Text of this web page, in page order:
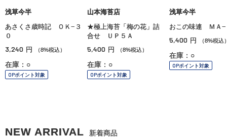
浅草今半
あさくさ歳時記 ＯＫ−３
０
3,240 円 （8%税込）
在庫：○
OPポイント対象
山本海苔店
★極上海苔「梅の花」詰
合せ ＵＰ５Ａ
5,400 円 （8%税込）
在庫：○
OPポイント対象
浅草今半
おこの味連 ＭＡ−
5,400 円 （8%税込
在庫：○
OPポイント対象
NEW ARRIVAL 新着商品